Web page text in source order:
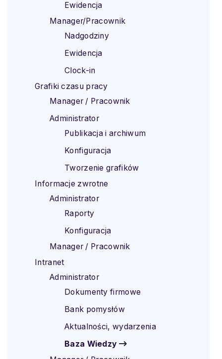
Ewidencja
Manager/Pracownik
Nadgodziny
Ewidencja
Clock-in
Grafiki czasu pracy
Manager / Pracownik
Administrator
Publikacja i archiwum
Konfiguracja
Tworzenie grafików
Informacje zwrotne
Administrator
Raporty
Konfiguracja
Manager / Pracownik
Intranet
Administrator
Dokumenty firmowe
Bank pomysłów
Aktualności, wydarzenia
Baza Wiedzy